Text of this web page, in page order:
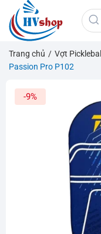
qua
nội
dung
Tìm
kiếm:
Trang chủ / Vợt Pickleball
Passion Pro P102
-9%